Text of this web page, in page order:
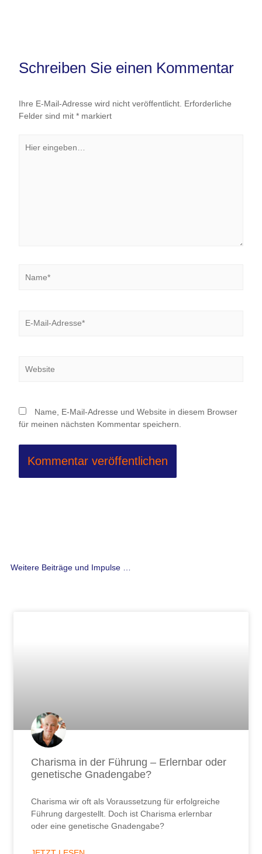
Schreiben Sie einen Kommentar
Ihre E-Mail-Adresse wird nicht veröffentlicht. Erforderliche
Felder sind mit *markiert
eingeben…
Mail-
Name, E-Mail-Adresse und Website in diesem Browser
für meinen nächsten Kommentar speichern.
Weitere Beiträge und Impulse …
Charisma in der Führung – Erlernbar oder
genetische Gnadengabe?
Charisma wir oft als Voraussetzung für erfolgreiche
Führung dargestellt. Doch ist Charisma erlernbar
oder eine genetische Gnadengabe?